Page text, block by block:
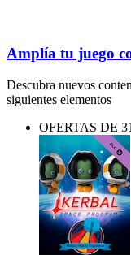
Amplía tu juego
Descubra nuevos
siguientes elementos
OFERTAS DE